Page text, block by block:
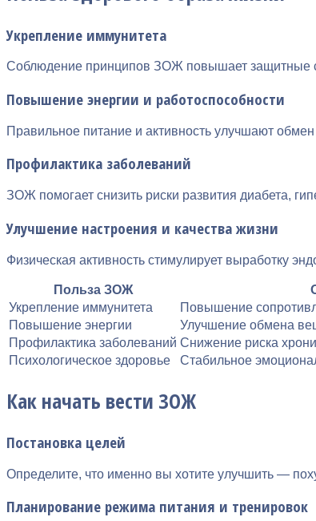
Укрепление иммунитета
Соблюдение принципов ЗОЖ повышает защитные
Повышение энергии и работоспособности
Правильное питание и активность улучшают
Профилактика заболеваний
ЗОЖ помогает снизить риски развития диабета,
Улучшение настроения и качества жизни
Физическая активность стимулирует выработку
Польза ЗОЖ
Укрепление иммунитета
Повышение
Повышение энергии
Улучшение обмена
Профилактика заболеваний Снижение риска
Психологическое здоровье
Стабильное
Как начать вести ЗОЖ
Постановка целей
Определите, что именно вы хотите улучшить —
Планирование режима питания и тренировок